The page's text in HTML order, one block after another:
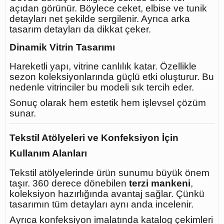
açıdan görünür. Böylece ceket, elbise ve tunik
detayları net şekilde sergilenir. Ayrıca arka
tasarım detayları da dikkat çeker.
Dinamik Vitrin Tasarımı
Hareketli yapı, vitrine canlılık katar. Özellikle
sezon koleksiyonlarında güçlü etki oluşturur. Bu
nedenle vitrinciler bu modeli sık tercih eder.
Sonuç olarak hem estetik hem işlevsel çözüm
sunar.
Tekstil Atölyeleri ve Konfeksiyon İçin
Kullanım Alanları
Tekstil atölyelerinde ürün sunumu büyük önem
taşır. 360 derece dönebilen terzi mankeni,
koleksiyon hazırlığında avantaj sağlar. Çünkü
tasarımın tüm detayları aynı anda incelenir.
Ayrıca konfeksiyon imalatında katalog çekimleri